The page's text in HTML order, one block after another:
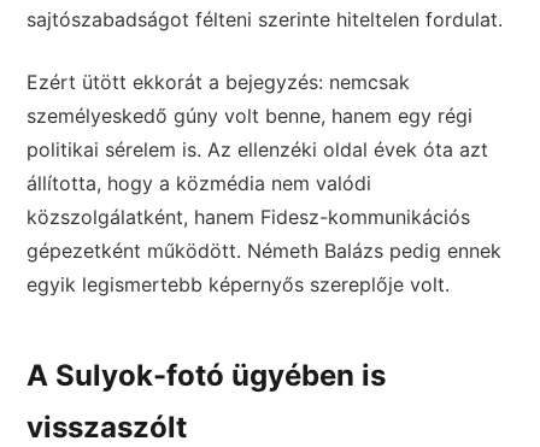
sajtószabadságot félteni szerinte hiteltelen fordulat.
Ezért ütött ekkorát a bejegyzés: nemcsak
személyeskedő gúny volt benne, hanem egy régi
politikai sérelem is. Az ellenzéki oldal évek óta azt
állította, hogy a közmédia nem valódi
közszolgálatként, hanem Fidesz-kommunikációs
gépezetként működött. Németh Balázs pedig ennek
egyik legismertebb képernyős szereplője volt.
A Sulyok-fotó ügyében is
visszaszólt